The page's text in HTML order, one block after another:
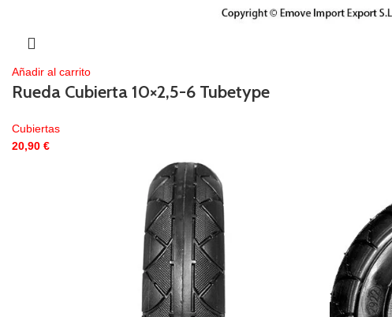
Añadir al carrito
Rueda Cubierta 10×2,5-6 Tubetype
Cubiertas
20,90 €